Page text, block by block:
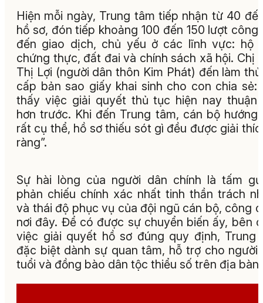
Hiện mỗi ngày, Trung tâm tiếp nhận từ 40
hồ sơ, đón tiếp khoảng 100 đến 150 lượt công
đến giao dịch, chủ yếu ở các lĩnh vực: hộ
chứng thực, đất đai và chính sách xã hội. Chị
Thị Lợi (người dân thôn Kim Phát) đến làm
cấp bản sao giấy khai sinh cho con chia sẻ:
thấy việc giải quyết thủ tục hiện nay thuận
hơn trước. Khi đến Trung tâm, cán bộ hướng
rất cụ thể, hồ sơ thiếu sót gì đều được giải
ràng”.
Sự hài lòng của người dân chính là tấm
phản chiếu chính xác nhất tinh thần trách
và thái độ phục vụ của đội ngũ cán bộ, công
nơi đây. Để có được sự chuyển biến ấy, bên
việc giải quyết hồ sơ đúng quy định, Trung
đặc biệt dành sự quan tâm, hỗ trợ cho người
tuổi và đồng bào dân tộc thiểu số trên địa bàn.